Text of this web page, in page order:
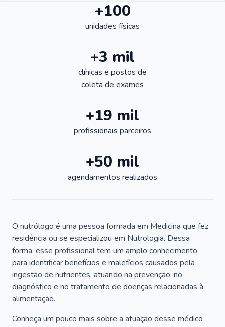
+100
unidades físicas
+3 mil
clínicas e postos de
coleta de exames
+19 mil
profissionais parceiros
+50 mil
agendamentos realizados
O nutrólogo é uma pessoa formada em Medicina que fez
residência ou se especializou em Nutrologia. Dessa
forma, esse profissional tem um amplo conhecimento
para identificar benefícios e malefícios causados pela
ingestão de nutrientes, atuando na prevenção, no
diagnóstico e no tratamento de doenças relacionadas à
alimentação.
Conheça um pouco mais sobre a atuação desse médico